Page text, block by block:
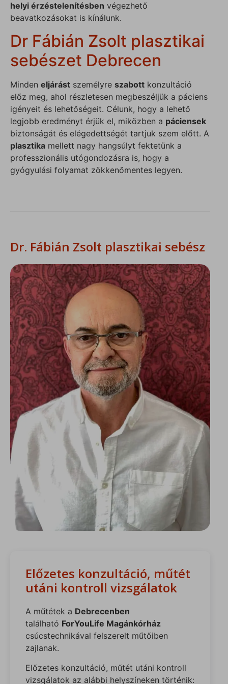
helyi érzéstelenítésben végezhető
beavatkozásokat is kínálunk.
Dr Fábián Zsolt plasztikai
sebészet Debrecen
Minden eljárást személyre szabott konzultáció
előz meg, ahol részletesen megbeszéljük a páciens
igényeit és lehetőségeit. Célunk, hogy a lehető
legjobb eredményt érjük el, miközben a páciensek
biztonságát és elégedettségét tartjuk szem előtt. A
plasztika mellett nagy hangsúlyt fektetünk a
professzionális utógondozásra is, hogy a
gyógyulási folyamat zökkenőmentes legyen.
Dr. Fábián Zsolt plasztikai sebész
Előzetes konzultáció, műtét
utáni kontroll vizsgálatok
A műtétek a Debrecenben
található ForYouLife Magánkórház
csúcstechnikával felszerelt műtőiben
zajlanak.
Előzetes konzultáció, műtét utáni kontroll
vizsgálatok az alábbi helyszíneken történik: